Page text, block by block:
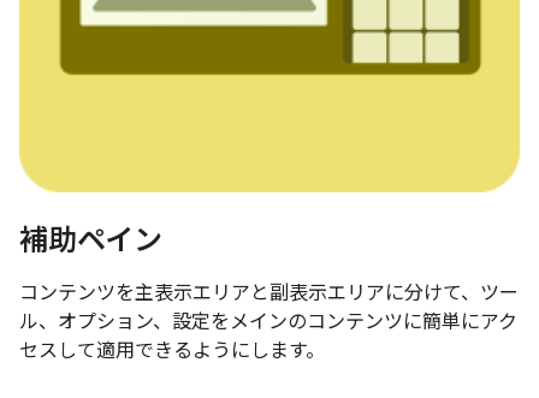
補助ペイン
コンテンツを主表示エリアと副表示エリアに分けて、ツー
ル、オプション、設定をメインのコンテンツに簡単にアク
セスして適用できるようにします。